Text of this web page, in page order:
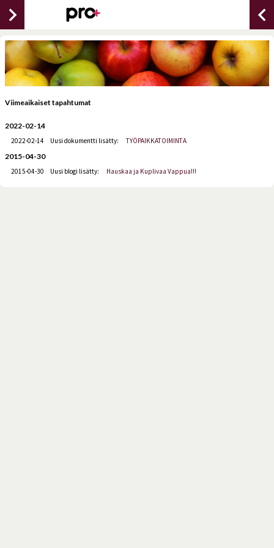
chevron_right chevron_left
Viimeaikaiset tapahtumat
2022-02-14
2022-02-14 Uusi dokumentti lisätty: TYÖPAIKKATOIMINTA
2015-04-30
2015-04-30 Uusi blogi lisätty: Hauskaa ja Kuplivaa Vappua!!!